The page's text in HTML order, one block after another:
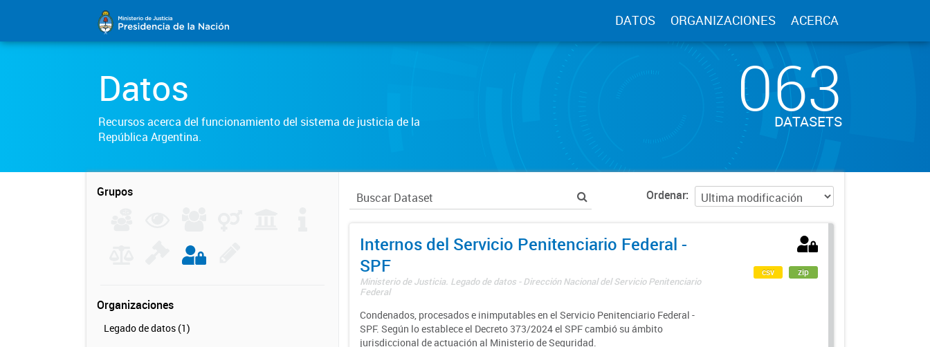
DATOS ORGANIZACIONES ACERCA
Datos
Recursos acerca del funcionamiento del sistema de justicia de la
República Argentina.
063
DATASETS
Grupos
Organizaciones
Legado de datos (1)
Ordenar
Internos del Servicio Penitenciario Federal -
SPF
Ministerio de Justicia. Legado de datos - Dirección Nacional del Servicio Penitenciario
Federal
Condenados, procesados e inimputables en el Servicio Penitenciario Federal -
SPF. Según lo establece el Decreto 373/2024 el SPF cambió su ámbito
jurisdiccional de actuación al Ministerio de Seguridad.
csv zip